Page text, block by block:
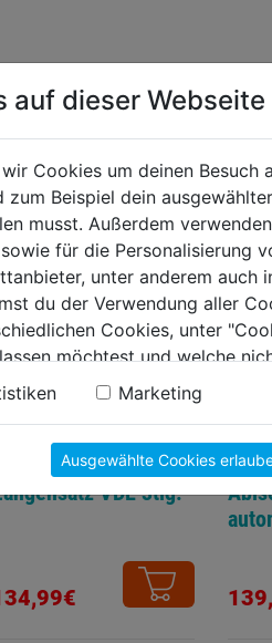
DIESER KATEGORIE
VDE 3tlg.
auf dieser Webseite
Cookies um deinen Besuch
Beispiel dein
musst. Außerdem
für die Personalisierung
unter anderem auch
du der Verwendung aller
Cookies, unter
möchtest und welche
Marketing
Ausgewählte Cookies